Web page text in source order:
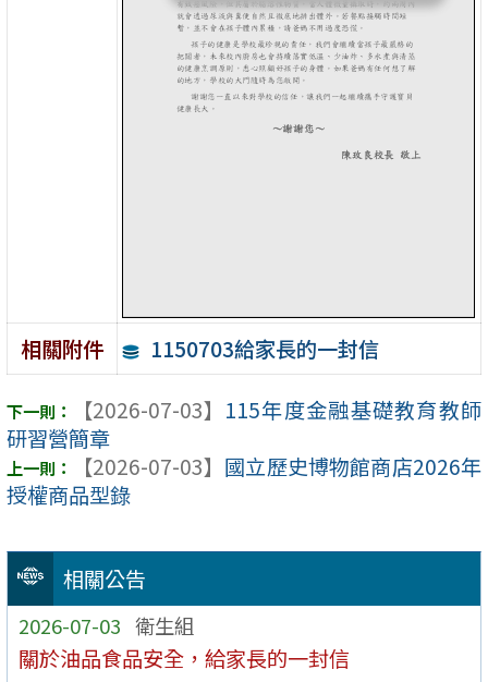
相關公告
2026-07-03 衛生組
關於油品食品安全，給家長的一封信
相關附件 1150703給家長的一封信
【2026-07-03】 115年度金融基礎教育教師
研習營簡章
【2026-07-03】 國立歷史博物館商店2026年
授權商品型錄